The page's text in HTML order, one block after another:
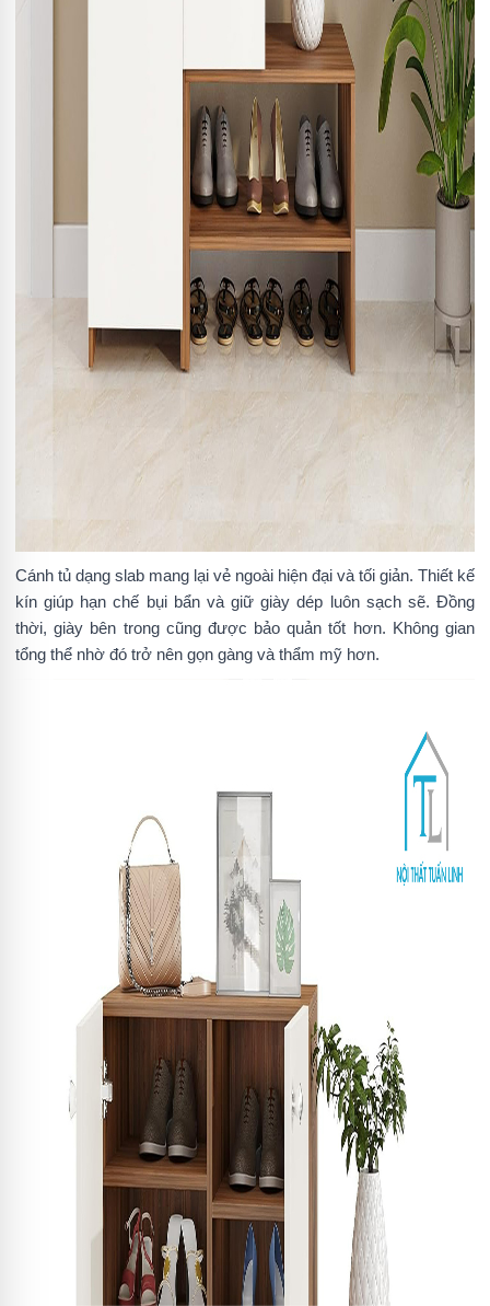
Cánh tủ dạng slab mang lại vẻ ngoài hiện đại và tối giản. Thiết kế
kín giúp hạn chế bụi bẩn và giữ giày dép luôn sạch sẽ. Đồng
thời, giày bên trong cũng được bảo quản tốt hơn. Không gian
tổng thể nhờ đó trở nên gọn gàng và thẩm mỹ hơn.